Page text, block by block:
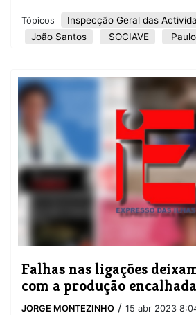
Tópicos
Inspecção Geral das
João Santos
SOCIAVE
Falhas nas ligações
com a produção encalhada
JORGE MONTEZINHO / 15 abr 2023